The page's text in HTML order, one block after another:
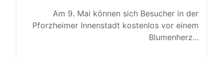
Am 9. Mai können sich Besucher in der
Pforzheimer Innenstadt kostenlos vor einem
Blumenherz...